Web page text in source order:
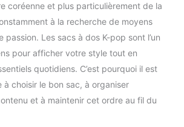
coréenne et plus particulièrement de la
à la recherche de moyens
passion. Les sacs à dos K-pop sont l’un
pour afficher votre style tout en
quotidiens. C’est pourquoi il est
à choisir le bon sac, à organiser
et à maintenir cet ordre au fil du